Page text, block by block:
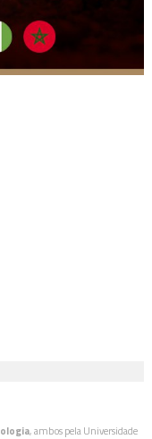
, ambos pela Universidade